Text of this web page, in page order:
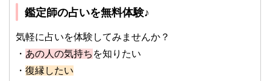
鑑定師の占いを無料体験♪
気軽に占いを体験してみませんか？
・ あの人の気持ち を知りたい
・ 復縁したい